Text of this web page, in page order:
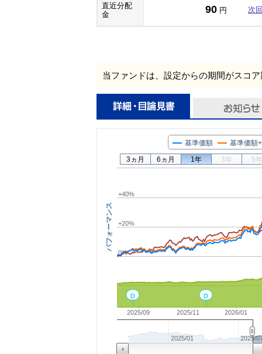
直近分配
金
90 円 次
当ファンドは、設定からの期間がスコ
パフォーマンス
D
D
基準価額 基準価額
2025/09 2025/11 2026/01
2025/01 2025/
0%
+20%
+40%
3ヵ月 6ヵ月 1年 3年 5年